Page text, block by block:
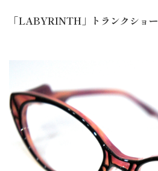
「LABYRINTH」トランクショー